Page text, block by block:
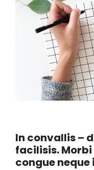
In convallis –
facilisis.
congue